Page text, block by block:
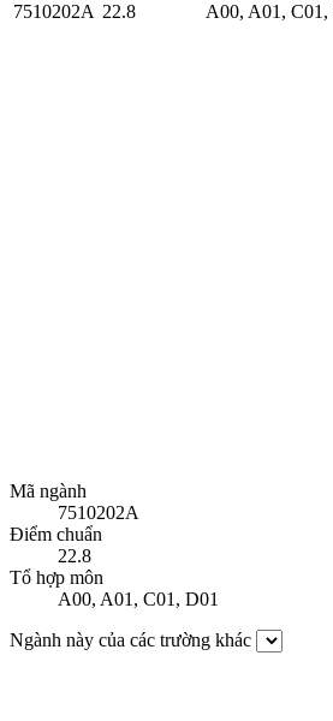
7510202A 22.8 A00, A01, C01,
Mã ngành
7510202A
Điểm chuẩn
22.8
Tổ hợp môn
A00, A01, C01, D01
Ngành này của các trường khác